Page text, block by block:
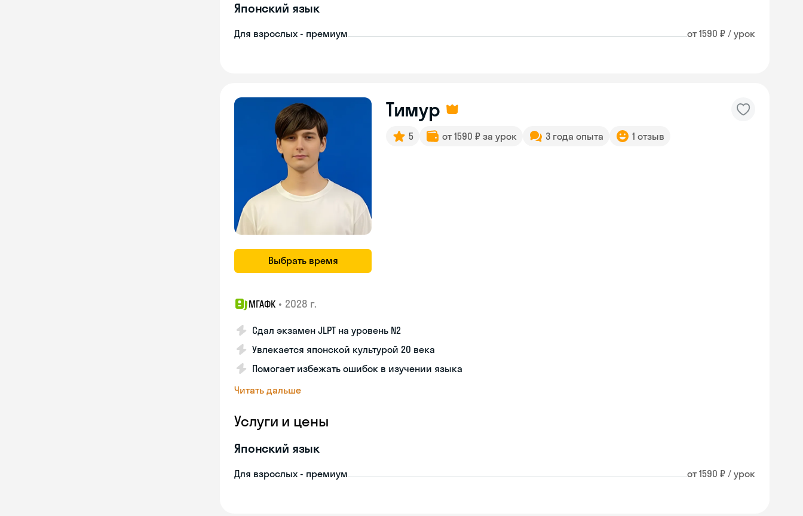
Японский язык
Для взрослых - премиум от 1590 ₽ / урок
Выбрать время
Тимур
5 от 1590 ₽ за урок 3 года опыта 1 отзыв
МГАФК • 2028 г.
Сдал экзамен JLPT на уровень N2
Увлекается японской культурой 20 века
Помогает избежать ошибок в изучении языка
Читать дальше
Услуги и цены
Японский язык
Для взрослых - премиум от 1590 ₽ / урок